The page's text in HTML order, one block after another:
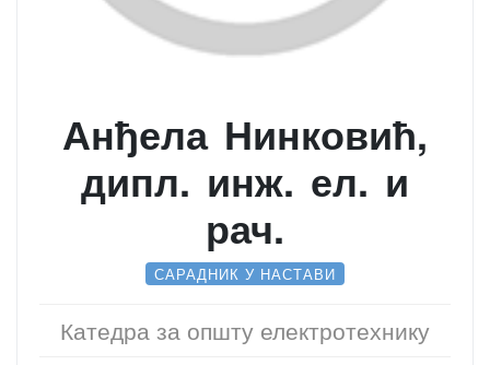
Анђела Нинковић,
дипл. инж. ел. и
рач.
САРАДНИК У НАСТАВИ
Катедра за општу електротехнику